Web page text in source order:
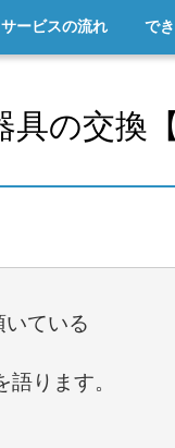
サービスの流れ で
具の交換
ている
語ります。